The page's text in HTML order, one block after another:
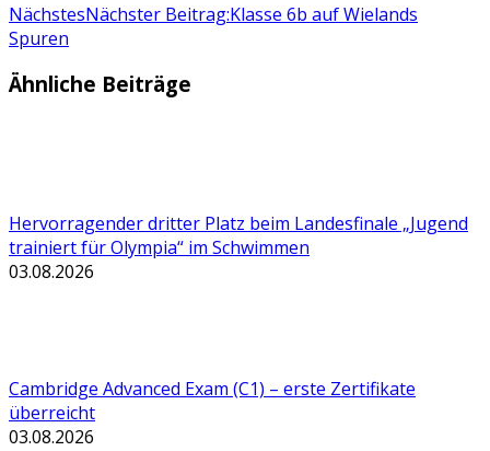
NächstesNächster Beitrag:Klasse 6b auf Wielands
Spuren
Ähnliche Beiträge
Hervorragender dritter Platz beim Landesfinale „Jugend
trainiert für Olympia“ im Schwimmen
03.08.2026
Cambridge Advanced Exam (C1) – erste Zertifikate
überreicht
03.08.2026